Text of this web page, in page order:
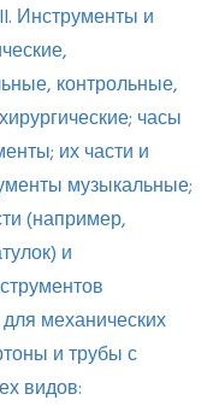
Инструменты и
контрольные,
часы
их части и
музыкальные;
(например,
и
механических
и трубы с
видов: